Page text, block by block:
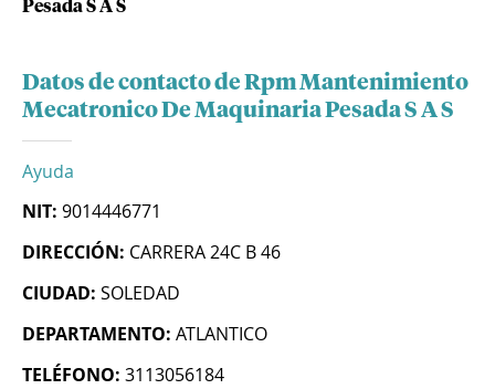
Pesada S A S
Datos de contacto de Rpm Mantenimiento
Mecatronico De Maquinaria Pesada S A S
Ayuda
NIT: 9014446771
DIRECCIÓN: CARRERA 24C B 46
CIUDAD: SOLEDAD
DEPARTAMENTO: ATLANTICO
TELÉFONO: 3113056184